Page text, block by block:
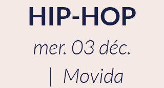
HIP-HOP
mer. 03 déc.
  |
Movida